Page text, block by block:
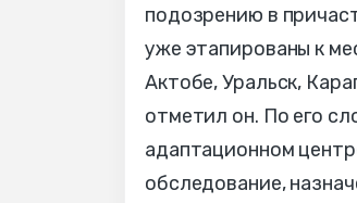
подозрению в
уже этапированы к
Актобе, Уральск,
отметил он. По его
адаптационном
обследование,